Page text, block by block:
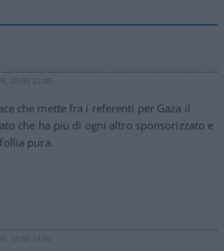
23:49 23:49
che mette fra i referenti per Gaza il
che ha più di ogni altro sponsorizzato e
pura.
14:50 14:50